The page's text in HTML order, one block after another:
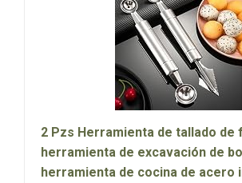
2 Pzs Herramienta de tallado de
herramienta de excavación de
herramienta de cocina de acero